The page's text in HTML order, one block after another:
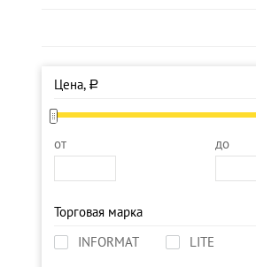
Цена, a
от до
Торговая марка
INFORMAT
LITE